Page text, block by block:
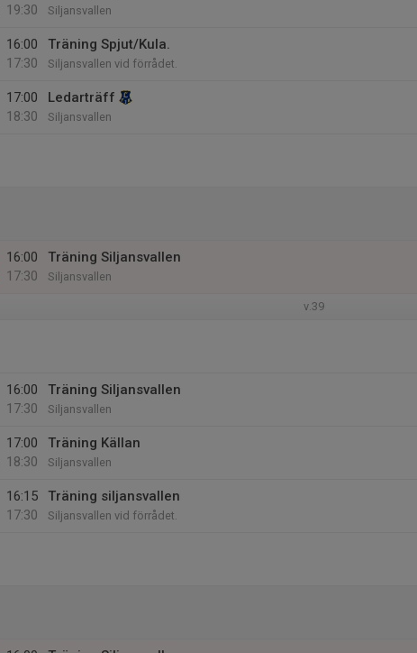
19:30
Siljansvallen
16:00
17:30
Träning Spjut/Kula.
Siljansvallen vid förrådet.
17:00
18:30
Ledarträff
Siljansvallen
16:00
17:30
Träning Siljansvallen
Siljansvallen
v.39
16:00
17:30
Träning Siljansvallen
Siljansvallen
17:00
18:30
Träning Källan
Siljansvallen
16:15
17:30
Träning siljansvallen
Siljansvallen vid förrådet.